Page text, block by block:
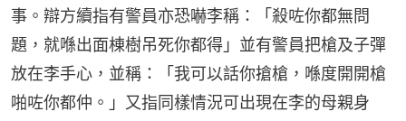
事。辯方續指有警員亦恐嚇李稱：「殺咗你都無問
題，就喺出面棟樹吊死你都得」並有警員把槍及子彈
放在李手心，並稱：「我可以話你搶槍，喺度開開槍
啪咗你都仲。」又指同樣情況可出現在李的母親身